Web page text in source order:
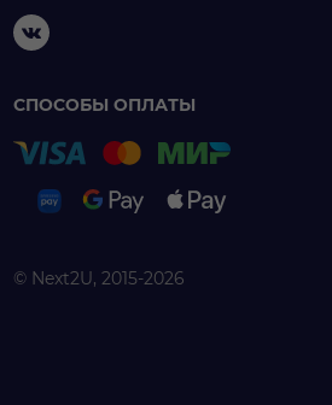
СПОСОБЫ ОПЛАТЫ
© Next2U, 2015-2026